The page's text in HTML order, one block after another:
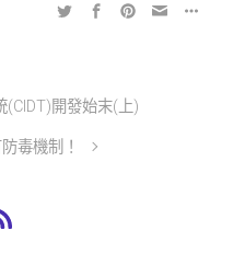
(CIDT)開發始末(上)
毒機制！